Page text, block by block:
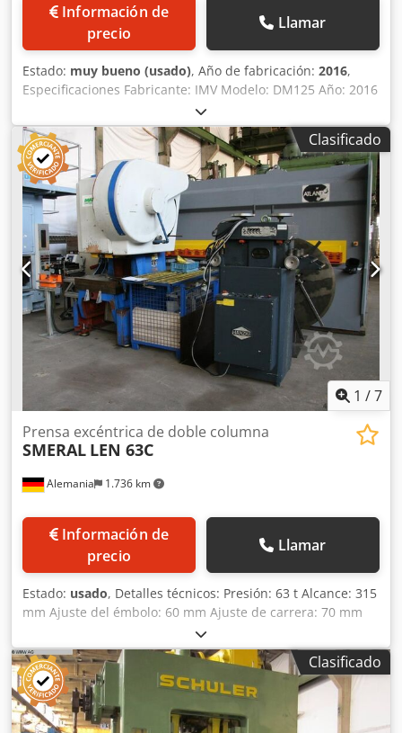
Información de
precio
Llamar
Estado: muy bueno (usado), Año de fabricación: 2016,
Especificaciones Fabricante: IMV Modelo: DM125 Año: 2016
Condición: Usado Número de inventario: 0396 Fuerza del
carro: 1.250 t Número de puntos de prensado: 2
Cinemática: Excéntrica con cambio de carrera Carrera del
carro: 250-400 mm Golpes/minuto: 5-35 Luz vertical bajo el
porta matrices, CBRA: 1.150 mm Dimensiones de la mesa:
4.500 x 2.000 mm Dimensiones del carro: 4.500 x 2.000 mm
Apertura entre columnas laterales: 2.600 mm Apertura
máxima entre columnas frontales: 4.900 mm Carro móvil: 2
unidades disponibles Djdpfsyw Uf Ajx Algjkr Potencia del
motor principal: 290 kW Peso de la prensa: 310.000 kg
Clasificado
1 /7
Alemania 1.736 km
Prensa excéntrica de doble columna
SMERAL LEN 63C
Información de
precio
Llamar
Estado: usado, Detalles técnicos: Presión: 63 t Alcance: 315
mm Ajuste del émbolo: 60 mm Ajuste de carrera: 70 mm
Carrera del émbolo: 10 - 105 mm Velocidad de carrera: 71 -
140 carreras/min Número de carreras por minuto: Carrera
individual: 45 / 50 carreras/min Paso libre en los
montantes laterales: 355 mm Altura de instalación: 335
mm Mesa: AnxPr: 800 x 630 mm Apertura pasante en la
mesa: 400 x 130 mm Dkjdpfjvt Nvpox Algor Placa de
Clasificado